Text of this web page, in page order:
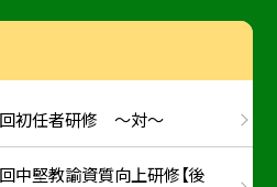
初任者研修 ～対～
中堅教諭資質向上研修【後